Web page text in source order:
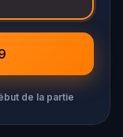
de la partie